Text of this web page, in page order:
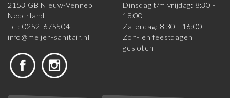
2153 GB Nieuw-Vennep
Nederland
Tel: 0252-675504
info@meijer-sanitair.nl
Dinsdag t/m vrijdag: 8:30 -
18:00
Zaterdag: 8:30 - 16:00
Zon- en feestdagen
gesloten